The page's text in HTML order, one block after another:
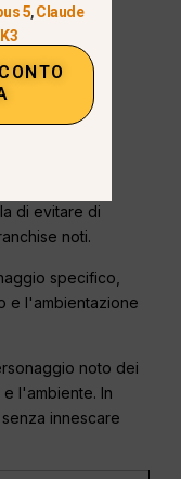
Sora
di evitare di
noti.
specifico,
e l'ambientazione
noto dei
l'ambiente. In
innescare
5,Claude